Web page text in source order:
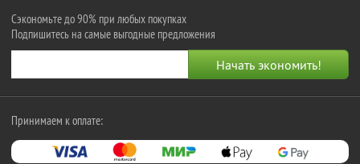
Сэкономьте до 90% при любых покупках
Подпишитесь на самые выгодные предложения
Принимаем к оплате: